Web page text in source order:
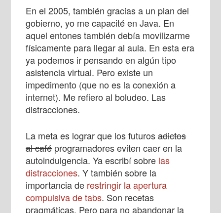
En el 2005, también gracias a un plan del
gobierno, yo me capacité en Java. En
aquel entones también debía movilizarme
físicamente para llegar al aula. En esta era
ya podemos ir pensando en algún tipo
asistencia virtual. Pero existe un
impedimento (que no es la conexión a
internet). Me refiero al boludeo. Las
distracciones.
La meta es lograr que los futurosadictos
al caféprogramadores eviten caer en la
autoindulgencia. Ya escribí sobre las
distracciones. Y también sobre la
importancia de restringir la apertura
compulsiva de tabs. Son recetas
pragmáticas. Pero para no abandonar la